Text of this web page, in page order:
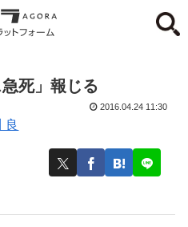
死」報じる
良
2016.04.24 11:30